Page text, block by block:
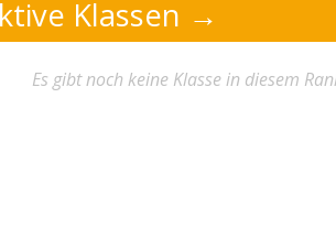
Klassen
Es gibt noch keine Klasse in diesem